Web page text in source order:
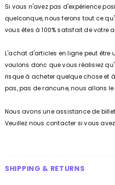
Si vous n'avez pas d'expérience
quelconque, nous ferons tout ce
vous êtes à 100% satisfait de votre
L'achat d'articles en ligne peut être
voulons donc que vous réalisiez
risque à acheter quelque chose et
pas, pas de rancune, nous allons
Nous avons une assistance de
Veuillez nous contacter si vous
SHIPPING & RETURNS